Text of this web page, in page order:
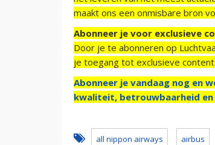
maakt ons een onmisbare bron
Abonneer je voor exclusieve
Door je te abonneren op
je toegang tot exclusieve
Abonneer je vandaag nog en
kwaliteit, betrouwbaarheid
all nippon airways airbus